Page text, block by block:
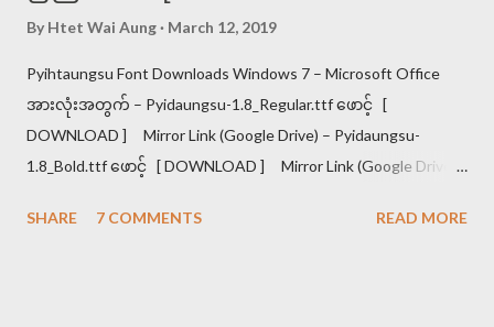
ကြွ=က ရ ဝ ကျှ=က ယ ဟ။ ကြှ=က ရ ဟ။ ကွှ=က ဝ ဟ ကျွှ=က ယ ဝ
ဟ။ ကြွှ=က ရ ဝ ဟ ဖြစ်ပါသည်။ ဥပမာ >>>မျောက်ကြီး၊ မွဲတေ၊
မျှတ၊ မြို့မ၊ မှတ်ခြင်၊ မြွေပါ၊ မွှေးပျံ့။ မျောက်ကြီး၊ မြို့မ၊ မွဲတေ၊ မှတ်
ခြင်၊ မြွေပါ၊ မျှတ၊ မွှေးပျံ့။ <<< ...
By Htet Wai Aung March 12, 2019
Pyihtaungsu Font Downloads Windows 7 – Microsoft Office
အားလုံးအတွက် – Pyidaungsu-1.8_Regular.ttf ဖောင့် [
DOWNLOAD ] Mirror Link (Google Drive) – Pyidaungsu-
1.8_Bold.ttf ဖောင့် [ DOWNLOAD ] Mirror Link (Google Drive)
Pyidaungsu-2.5_Regular.ttf ဖောင့် [ DOWNLOAD ] Mirror Link
SHARE 7 COMMENTS READ MORE